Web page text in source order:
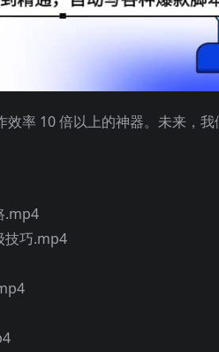
效率 10 倍以上的神器。未来，
.mp4
技巧.mp4